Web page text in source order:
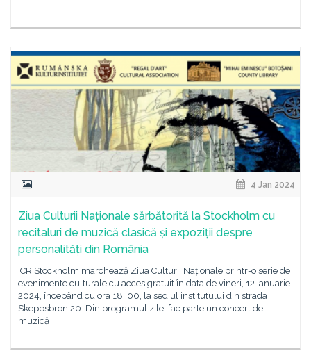
4 Jan 2024
Ziua Culturii Naționale sărbătorită la Stockholm cu
recitaluri de muzică clasică și expoziții despre
personalități din România
ICR Stockholm marchează Ziua Culturii Naționale printr-o serie de
evenimente culturale cu acces gratuit în data de vineri, 12 ianuarie
2024, începând cu ora 18. 00, la sediul institutului din strada
Skeppsbron 20. Din programul zilei fac parte un concert de
muzică